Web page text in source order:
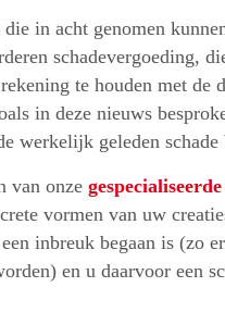
in acht genomen
schadevergoeding,
te houden met de
in deze nieuws
werkelijk geleden
van onze
vormen van uw
inbreuk begaan is (zo
en u daarvoor een